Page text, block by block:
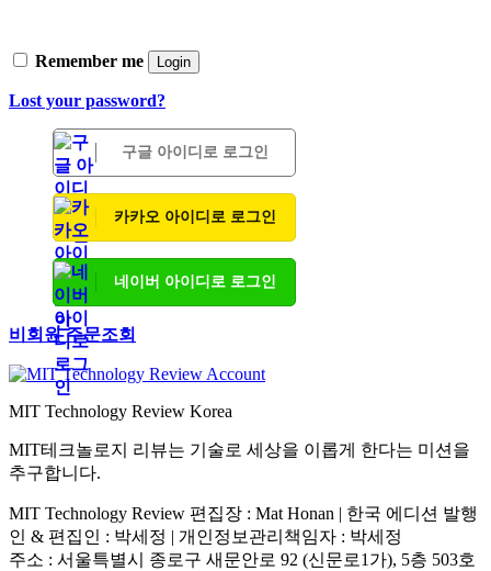
Remember me Login
Lost your password?
구글 아이디로 로그인
카카오 아이디로 로그인
네이버 아이디로 로그인
비회원 주문조회
MIT Technology Review Korea
MIT테크놀로지 리뷰는 기술로 세상을 이롭게 한다는 미션을
추구합니다.
MIT Technology Review 편집장 : Mat Honan | 한국 에디션 발행
인 & 편집인 : 박세정 | 개인정보관리책임자 : 박세정
주소 : 서울특별시 종로구 새문안로 92 (신문로1가), 5층 503호